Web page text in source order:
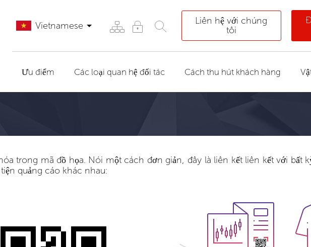
Vietnamese
Liên hệ với chúng
tôi
Ưu điểm Các loại quan hệ đối tác Cách thu hút khách hàng
trong mã đồ họa. Nói một cách đơn giản, đây là liên kết liên kết với bất
quảng cáo khác nhau: